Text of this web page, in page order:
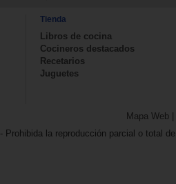
Tienda
Libros de cocina
Cocineros destacados
Recetarios
Juguetes
Mapa Web |
- Prohibida la reproducción parcial o total